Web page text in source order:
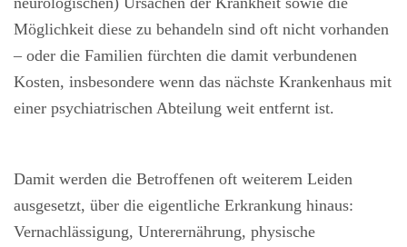
Möglichkeit diese zu behandeln sind oft nicht vorhanden
– oder die Familien fürchten die damit verbundenen
Kosten, insbesondere wenn das nächste Krankenhaus mit
einer psychiatrischen Abteilung weit entfernt ist.
Damit werden die Betroffenen oft weiterem Leiden
ausgesetzt, über die eigentliche Erkrankung hinaus:
Vernachlässigung, Unterernährung, physische